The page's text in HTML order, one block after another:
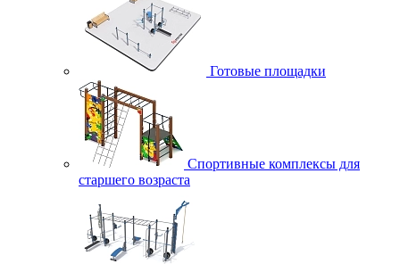
Готовые площадки
Спортивные комплексы для
старшего возраста